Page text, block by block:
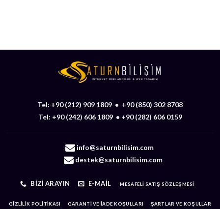
Tel: +90 (212) 909 1809 • +90 (850) 302 8708
Tel: +90 (242) 606 1809• +90 (282) 606 0159
info@saturnbilisim.com
destek@saturnbilisim.com
BIZI ARAYIN E-MAIL MESAFELI SATIŞ SÖZLEŞMESI
GIZLILIK POLITIKASI GARANTI VE İADE KOŞULLARI ŞARTLAR VE KOŞULLAR